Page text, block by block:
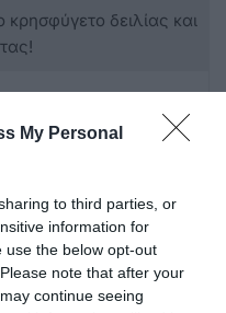
My Personal
to third parties, or
information for
use the below opt-out
note that after your
continue seeing
δειλίας και